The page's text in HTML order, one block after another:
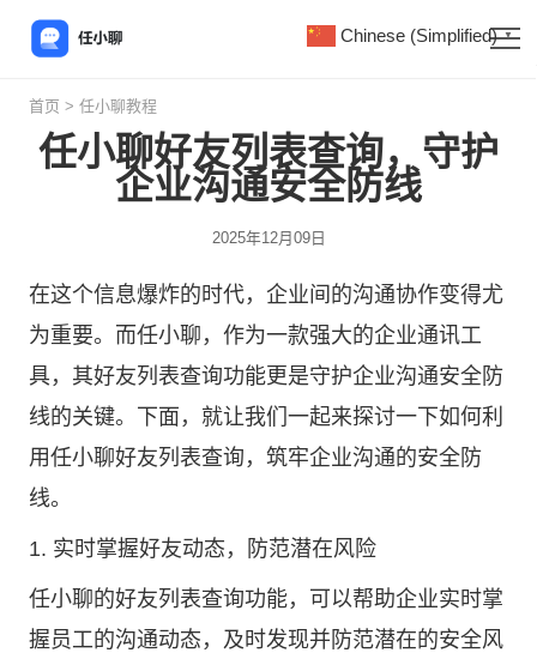
首页 > 任小聊教程
任小聊好友列表查询，守护
企业沟通安全防线
2025年12月09日
在这个信息爆炸的时代，企业间的沟通协作变得尤
为重要。而任小聊 ，作为一款强大的企业通讯工
具，其好友列表查询功能更是守护企业沟通安全防
线的关键。下面，就让我们一起来探讨一下如何利
用任小聊好友列表查询，筑牢企业沟通的安全防
线。
1. 实时掌握好友动态，防范潜在风险
任小聊的好友列表查询功能，可以帮助企业实时掌
握员工的沟通动态，及时发现并防范潜在的安全风
Chinese (Simplified) ▼